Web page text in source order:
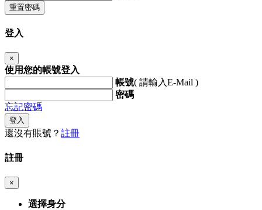
重置密碼
登入
×
使用您的帳號登入
帳號( 請輸入E-Mail )
密碼
忘記密碼
登入
還沒有賬號？ 註冊
註冊
×
選擇身分